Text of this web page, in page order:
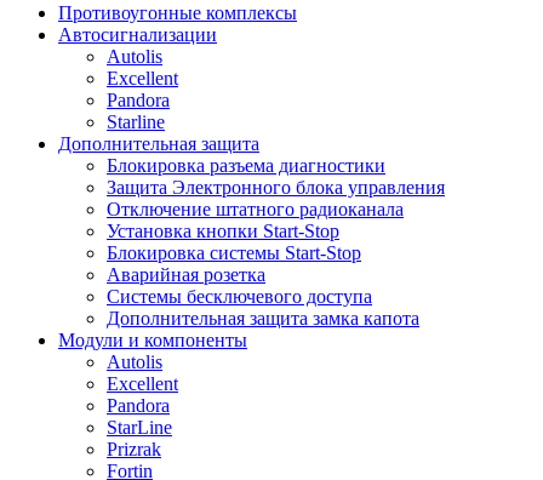
Противоугонные комплексы
Автосигнализации
Autolis
Excellent
Pandora
Starline
Дополнительная защита
Блокировка разъема диагностики
Защита Электронного блока управления
Отключение штатного радиоканала
Установка кнопки Start-Stop
Блокировка системы Start-Stop
Аварийная розетка
Системы бесключевого доступа
Дополнительная защита замка капота
Модули и компоненты
Autolis
Excellent
Pandora
StarLine
Prizrak
Fortin